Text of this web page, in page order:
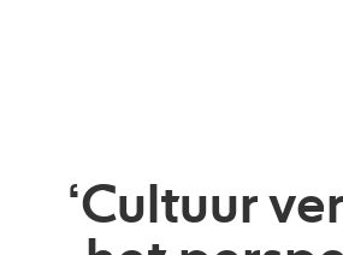
‘Cultuur